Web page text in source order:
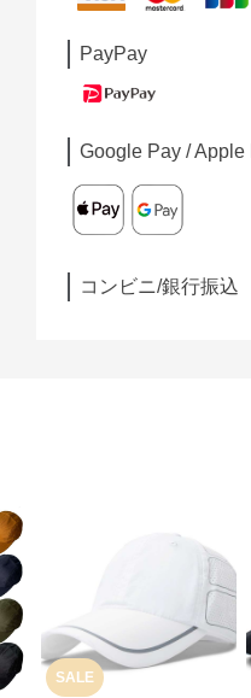
PayPay
Google Pay / Apple
コンビニ/銀行振込
SALE